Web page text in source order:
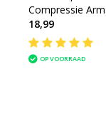
Compressie Arm
Sleeves
18,99
OP VOORRAAD